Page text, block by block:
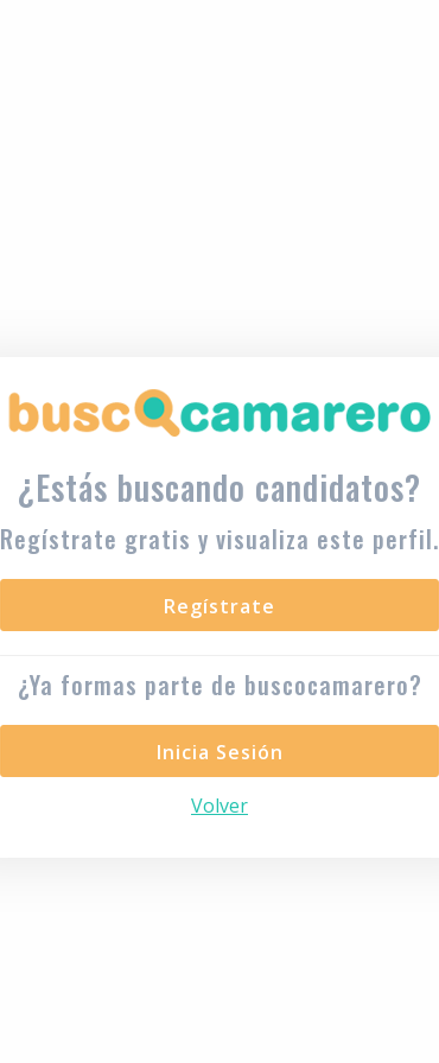
¿Estás buscando candidatos?
Regístrate gratis y visualiza este perfil.
Regístrate
¿Ya formas parte de buscocamarero?
Inicia Sesión
Volver